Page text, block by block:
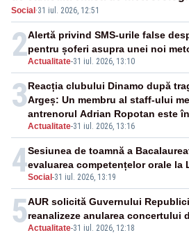
Social ·31 iul. 2026, 12:51
2Actualitate-31 iul. 2026, 13:10
Alertă privind SMS-urile false
pentru șoferi asupra unei noi
3
Actualitate-31 iul. 2026, 13:16
Reacția clubului Dinamo după
Argeș: Un membru al staff-ului
antrenorul Adrian Ropotan este
4Social -31 iul. 2026, 13:19
Sesiunea de toamnă a
evaluarea competențelor orale la
5Actualitate-31 iul. 2026, 12:18
AUR solicită Guvernului
reanalizeze anularea concertului